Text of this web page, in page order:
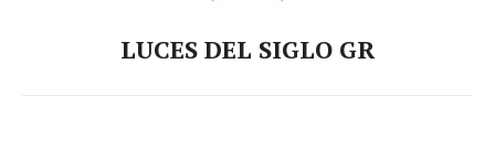
LUCES DEL SIGLO GR